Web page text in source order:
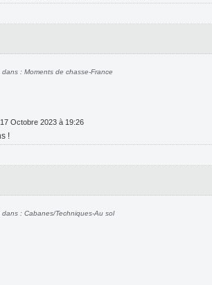
: Moments de chasse-France
17 Octobre 2023 à 19:26
!
: Cabanes/Techniques-Au sol